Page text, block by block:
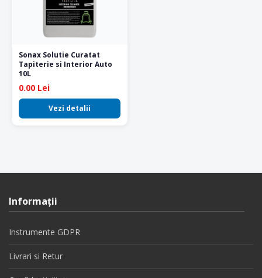
Sonax Solutie Curatat
Tapiterie si Interior Auto
10L
0.00 Lei
Vezi detalii
Informaţii
Instrumente GDPR
Livrari si Retur